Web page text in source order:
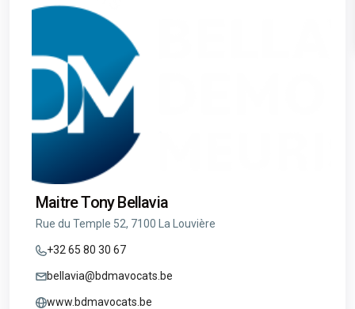
Maitre Tony Bellavia
Rue du Temple 52, 7100 La Louvière
+32 65 80 30 67
bellavia@bdmavocats.be
www.bdmavocats.be